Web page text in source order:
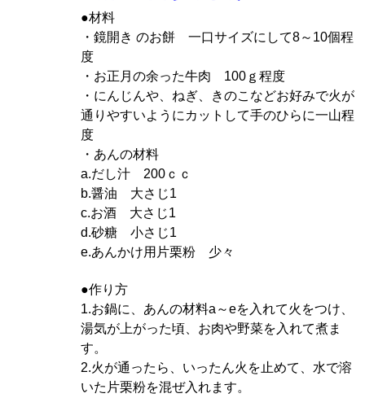
●材料
・鏡開き のお餅 一口サイズにして8～10個程
度
・お正月の余った牛肉 100ｇ程度
・にんじんや、ねぎ、きのこなどお好みで火が
通りやすいようにカットして手のひらに一山程
度
・あんの材料
a.だし汁 200ｃｃ
b.醤油 大さじ1
c.お酒 大さじ1
d.砂糖 小さじ1
e.あんかけ用片栗粉 少々
●作り方
1.お鍋に、あんの材料a～eを入れて火をつけ、
湯気が上がった頃、お肉や野菜を入れて煮ま
す。
2.火が通ったら、いったん火を止めて、水で溶
いた片栗粉を混ぜ入れます。